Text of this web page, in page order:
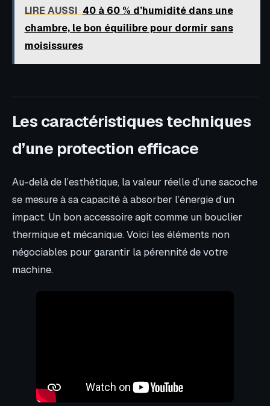
LIRE AUSSI 40 à 60 % d’humidité dans une
chambre, le bon équilibre pour dormir sans
moisissures
Les caractéristiques techniques
d’une protection efficace
Au-delà de l’esthétique, la valeur réelle d’une sacoche
se mesure à sa capacité à absorber l’énergie d’un
impact. Un bon accessoire agit comme un bouclier
thermique et mécanique. Voici les éléments non
négociables pour garantir la pérennité de votre
machine.